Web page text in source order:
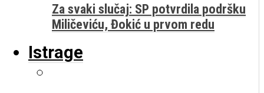
Za svaki slučaj: SP potvrdila podršku
Miličeviću, Đokić u prvom redu
Istrage